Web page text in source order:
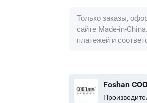
Только заказы,
сайте Made-in-
платежей и
Foshan